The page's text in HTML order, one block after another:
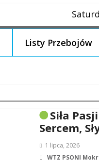
Listy Przebojów
Siła
Sercem,
1 lipca, 2026
WTZ PSONI